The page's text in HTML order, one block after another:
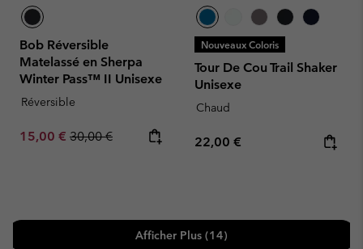
Bob Réversible
Matelassé en Sherpa
Winter Pass™ II Unisexe
Réversible
Sale price:
15,00 € Regular price:
30,00 €
Nouveaux Coloris
Tour De Cou Trail Shaker
Unisexe
Chaud
Regular price:
22,00 €
Afficher Plus (14)